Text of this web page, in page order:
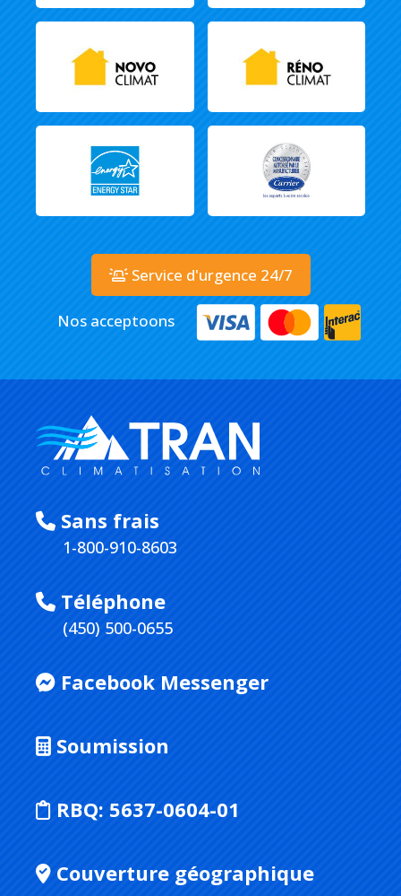
Sans frais
1-800-910-8603
Téléphone
(450) 500-0655
Facebook Messenger
Soumission
RBQ: 5637-0604-01
Couverture géographique
Service d'urgence 24/7
Nos acceptoons